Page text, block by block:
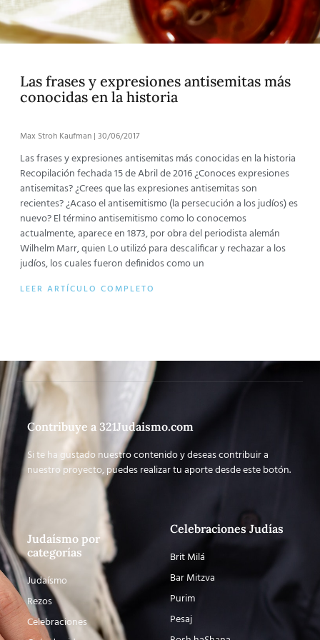
Las frases y expresiones antisemitas más
conocidas en la historia
Max Stroh Kaufman 30/06/2017
Las frases y expresiones antisemitas más conocidas en la historia
Recopilación fechada 15 de Abril de 2016 ¿Conoces expresiones
antisemitas? ¿Crees que las expresiones antisemitas son
recientes? ¿Acaso el antisemitismo (la persecución a los judíos) es
nuevo? El término antisemitismo como lo conocemos
actualmente, aparece en 1873, por obra del periodista alemán
Wilhelm Marr, quien Lo utilizó para descalificar y rechazar a los
judíos, los cuales fueron definidos como un
LEER ARTÍCULO COMPLETO
Contribuye a 321Judaismo.com
Si te ha gustado nuestro contenido y deseas contribuir a
nuestro proyecto, puedes realizar tu aporte desde este botón.
Judaísmo por
categorías
Judaísmo
Rezos
Celebraciones
Celebraciones Judías
Brit Milá
Bar Mitzva
Purim
Pesaj